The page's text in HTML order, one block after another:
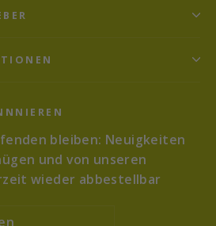
bleiben: Neuigkeiten
und von unseren
wieder abbestellbar